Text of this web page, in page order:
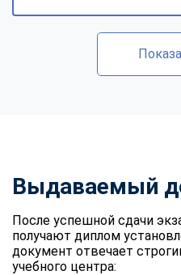
Выдаваемый
После успешной сдачи
получают диплом
документ отвечает
учебного центра: